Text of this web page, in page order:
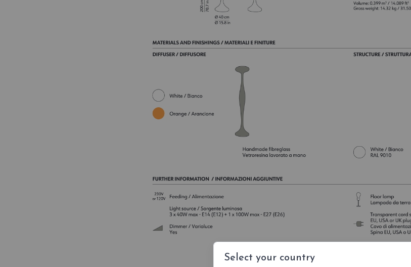
Select your country